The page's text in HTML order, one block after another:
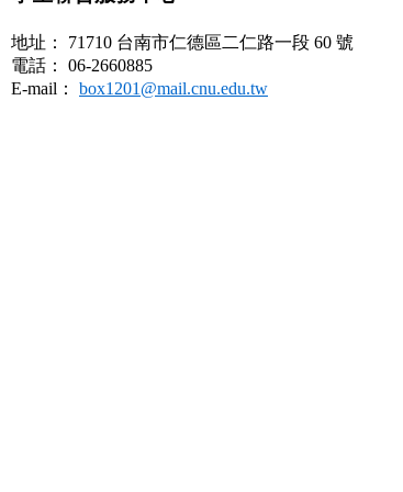
地址： 71710 台南市仁德區二仁路一段 60 號
電話： 06-2660885
E-mail： box1201@mail.cnu.edu.tw